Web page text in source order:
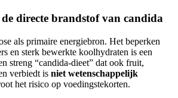
directe brandstof van candida
als primaire energiebron. Het beperken
en sterk bewerkte koolhydraten is een
streng “candida-dieet” dat ook fruit,
verbiedt is niet wetenschappelijk
het risico op voedingstekorten.